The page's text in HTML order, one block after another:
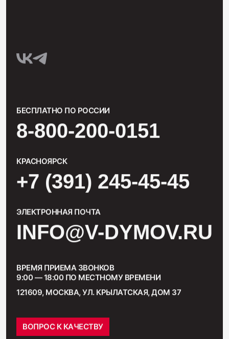
БЕСПЛАТНО ПО РОССИИ
8-800-200-0151
КРАСНОЯРСК
+7 (391) 245-45-45
ЭЛЕКТРОННАЯ ПОЧТА
INFO@V-DYMOV.RU
ВРЕМЯ ПРИЕМА ЗВОНКОВ
9:00 — 18:00 ПО МЕСТНОМУ ВРЕМЕНИ
121609, МОСКВА, УЛ. КРЫЛАТСКАЯ, ДОМ 37
ВОПРОС К КАЧЕСТВУ